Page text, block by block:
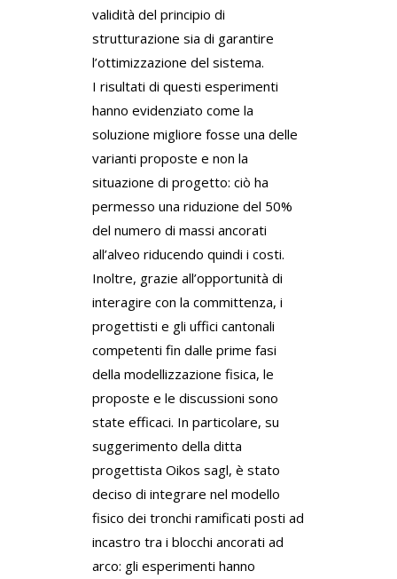
validità del principio di
strutturazione sia di garantire
l’ottimizzazione del sistema.
I risultati di questi esperimenti
hanno evidenziato come la
soluzione migliore fosse una delle
varianti proposte e non la
situazione di progetto: ciò ha
permesso una riduzione del 50%
del numero di massi ancorati
all’alveo riducendo quindi i costi.
Inoltre, grazie all’opportunità di
interagire con la committenza, i
progettisti e gli uffici cantonali
competenti fin dalle prime fasi
della modellizzazione fisica, le
proposte e le discussioni sono
state efficaci. In particolare, su
suggerimento della ditta
progettista Oikos sagl, è stato
deciso di integrare nel modello
fisico dei tronchi ramificati posti ad
incastro tra i blocchi ancorati ad
arco: gli esperimenti hanno